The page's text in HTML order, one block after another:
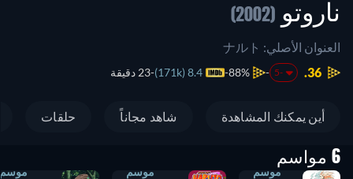
ناروتو (2002)
العنوان الأصلي: ナルト
36.
-5
88%
8.4 (171k) 23 دقيقة
أين يمكنك المشاهدة شاهد مجاناً حلقات
6 مواسم
موسم
موسم
موسم